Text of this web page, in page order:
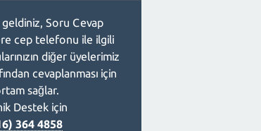
Soru Cevap
cep telefonu ile ilgili
diğer üyelerimiz
cevaplanması için
sağlar.
Destek için
364 4858